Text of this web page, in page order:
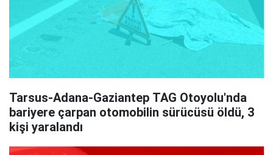
Tarsus-Adana-Gaziantep TAG Otoyolu'nda
bariyere çarpan otomobilin sürücüsü öldü, 3
kişi yaralandı